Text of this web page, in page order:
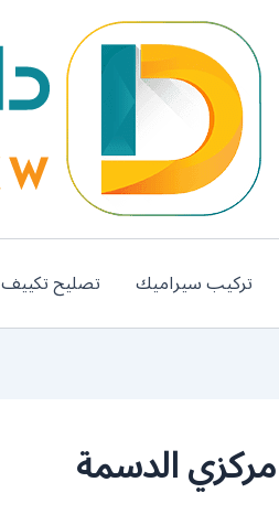
تركيب سيراميك تصليح تكييف
الدسمة